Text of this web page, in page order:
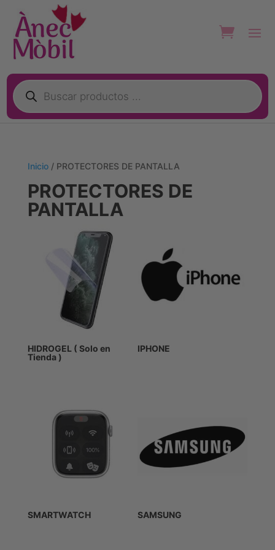
Búsqueda
de
productos
Inicio/ PROTECTORES DE PANTALLA
PROTECTORES DE
PANTALLA
HIDROGEL ( Solo en
Tienda )
IPHONE
SMARTWATCH SAMSUNG